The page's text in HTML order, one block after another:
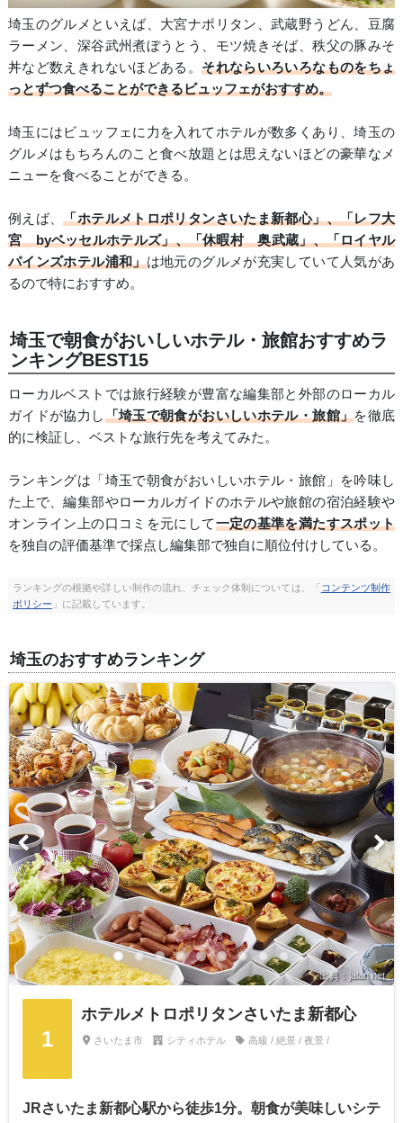
埼玉のグルメといえば、大宮ナポリタン、武蔵野うどん、豆腐
ラーメン、深谷武州煮ぼうとう、モツ焼きそば、秩父の豚みそ
丼など数えきれないほどある。それならいろいろなものをちょ
っとずつ食べることができるビュッフェがおすすめ。
埼玉にはビュッフェに力を入れてホテルが数多くあり、埼玉の
グルメはもちろんのこと食べ放題とは思えないほどの豪華なメ
ニューを食べることができる。
例えば、「ホテルメトロポリタンさいたま新都心」、「レフ大
宮 byベッセルホテルズ」、「休暇村 奥武蔵」、「ロイヤル
パインズホテル浦和」は地元のグルメが充実していて人気があ
るので特におすすめ。
埼玉で朝食がおいしいホテル・旅館おすすめラ
ンキングBEST15
ローカルベストでは旅行経験が豊富な編集部と外部のローカル
ガイドが協力し「埼玉で朝食がおいしいホテル・旅館」を徹底
的に検証し、ベストな旅行先を考えてみた。
ランキングは「埼玉で朝食がおいしいホテル・旅館」を吟味し
た上で、編集部やローカルガイドのホテルや旅館の宿泊経験や
オンライン上の口コミを元にして一定の基準を満たすスポット
を独自の評価基準で採点し編集部で独自に順位付けしている。
ランキングの根拠や詳しい制作の流れ、チェック体制については、「 コンテンツ制作
ポリシー 」に記載しています。
埼玉のおすすめランキング
出典：jalan.net
1
ホテルメトロポリタンさいたま新都心
さいたま市 シティホテル 高級 / 絶景 / 夜景 /
JRさいたま新都心駅から徒歩1分。朝食が美味しいシテ